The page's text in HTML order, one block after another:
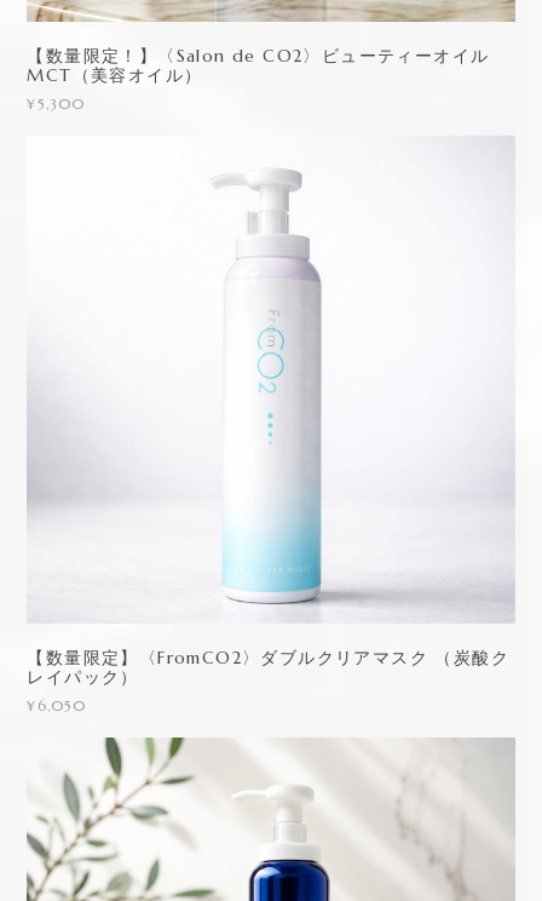
【数量限定！】〈Salon de CO2〉ビューティーオイル
MCT（美容オイル）
¥5,300
【数量限定】〈FromCO2〉ダブルクリアマスク （炭酸ク
レイパック）
¥6,050